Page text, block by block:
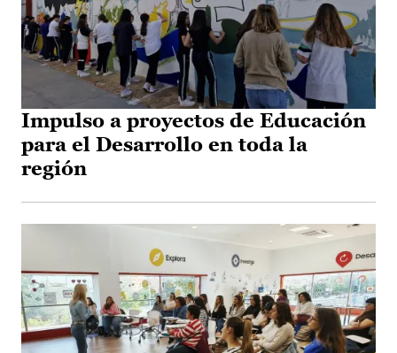
Impulso a proyectos de Educación
para el Desarrollo en toda la
región